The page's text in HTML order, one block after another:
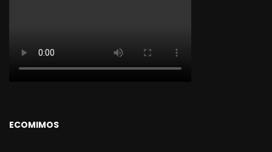
ECOMIMOS